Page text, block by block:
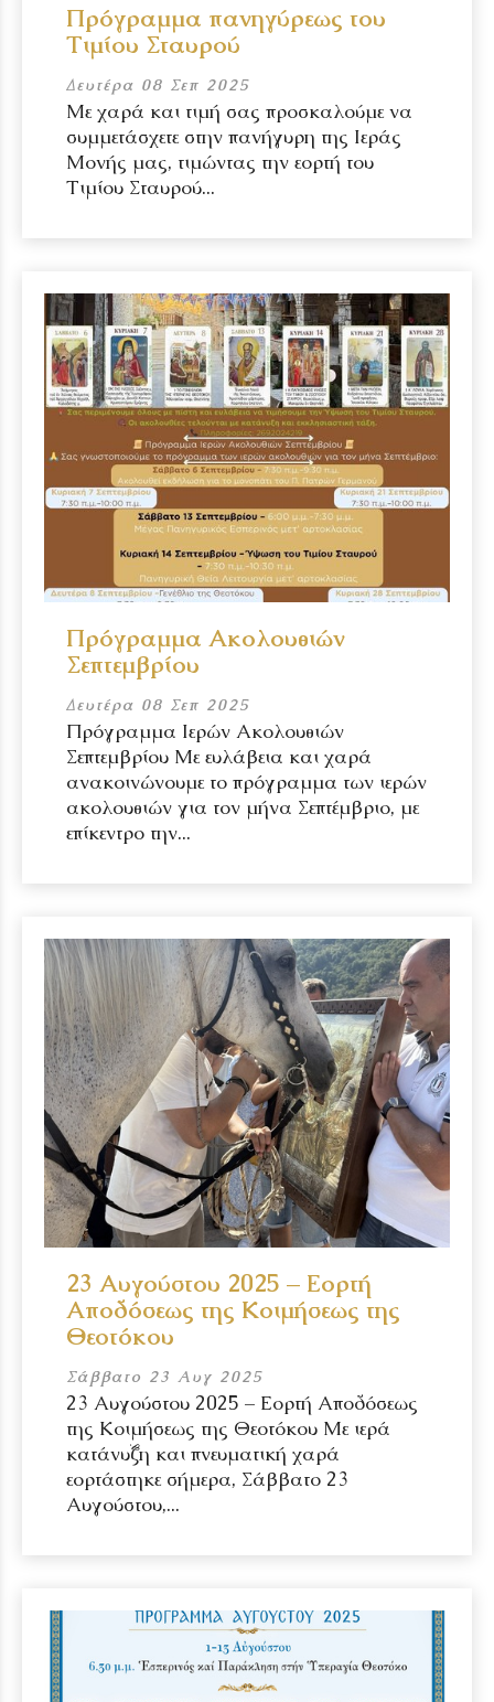
Πρόγραμμα πανηγύρεως του
Τιμίου Σταυρού
Δευτέρα 08 Σεπ 2025
Με χαρά και τιμή σας προσκαλούμε να
συμμετάσχετε στην πανήγυρη της Ιεράς
Μονής μας, τιμώντας την εορτή του
Τιμίου Σταυρού...
Πρόγραμμα Ακολουθιών
Σεπτεμβρίου
Δευτέρα 08 Σεπ 2025
Πρόγραμμα Ιερών Ακολουθιών
Σεπτεμβρίου Με ευλάβεια και χαρά
ανακοινώνουμε το πρόγραμμα των ιερών
ακολουθιών για τον μήνα Σεπτέμβριο, με
επίκεντρο την...
23 Αυγούστου 2025 – Εορτή
Αποδόσεως της Κοιμήσεως της
Θεοτόκου
Σάββατο 23 Αυγ 2025
23 Αυγούστου 2025 – Εορτή Αποδόσεως
της Κοιμήσεως της Θεοτόκου Με ιερά
κατάνυξη και πνευματική χαρά
εορτάστηκε σήμερα, Σάββατο 23
Αυγούστου,...